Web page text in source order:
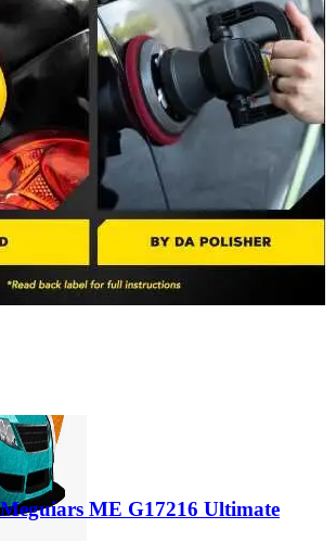
ME G17216 Ultimate